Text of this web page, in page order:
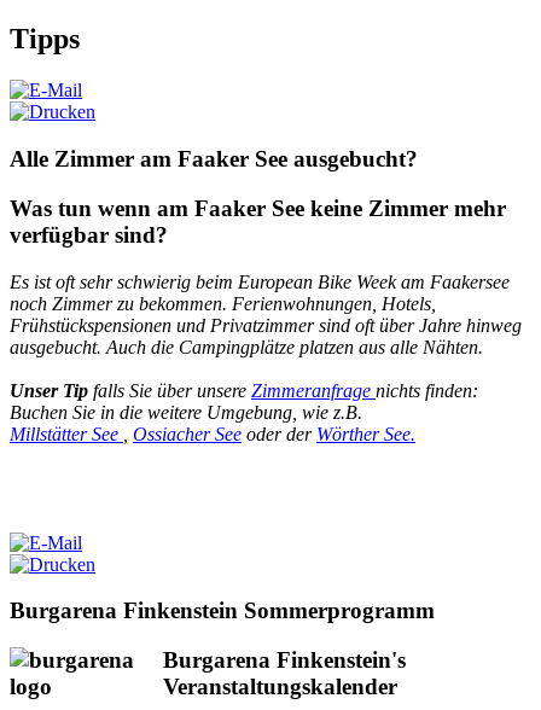
Tipps
Alle Zimmer am Faaker See ausgebucht?
Was tun wenn am Faaker See keine Zimmer mehr
verfügbar sind?
Es ist oft sehr schwierig beim European Bike Week am Faakersee
noch Zimmer zu bekommen. Ferienwohnungen, Hotels,
Frühstückspensionen und Privatzimmer sind oft über Jahre hinweg
ausgebucht. Auch die Campingplätze platzen aus alle Nähten.
Unser Tip falls Sie über unsere Zimmeranfrage nichts finden:
Buchen Sie in die weitere Umgebung, wie z.B.
Millstätter See
Ossiacher See oder der Wörther See.
Burgarena Finkenstein Sommerprogramm
Burgarena Finkenstein's
Veranstaltungskalender